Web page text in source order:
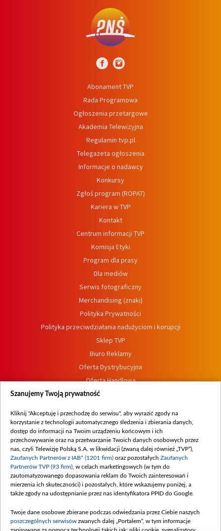
Abonament TVP
Rada Programowa
Ogłoszenia przetargowe
Akademia Telewizyjna
Regulamin tvp.pl
Telegazeta ogłoszenia
Informacje o nadawcy
Konkursy
Zgłoś program (ROPAT)
Kariera w TVP
Kontakt
Centrum informacji TVP
Komisja Etyki
Program dla prasy
Dla mediów
Serwis fotograficzny
Merchandising (znaki)
Polityka Prywatności
Polityka przeciwdziałania nadużyciom i korupcji
Sklep TVP
Biuro Reklamy
Oferta Dystrybucyjna
Oferta Handlowa
Dostępność
Procedura zgłoszeń wewnętrznych
Szanujemy Twoją prywatność
Kliknij "Akceptuję i przechodzę do serwisu", aby wyrazić zgody na
korzystanie z technologii automatycznego śledzenia i zbierania danych,
dostęp do informacji na Twoim urządzeniu końcowym i ich
przechowywanie oraz na przetwarzanie Twoich danych osobowych przez
nas, czyli Telewizję Polską S.A. w likwidacji (zwaną dalej również „TVP”),
Zaufanych Partnerów z IAB* (1201 firm) oraz pozostałych Zaufanych
Partnerów TVP (93 firm) , w celach marketingowych (w tym do
zautomatyzowanego dopasowania reklam do Twoich zainteresowań i
mierzenia ich skuteczności) i pozostałych, które wskazujemy poniżej, a
także zgody na udostępnianie przez nas identyfikatora PPID do Google.
Twoje dane osobowe zbierane podczas odwiedzania przez Ciebie naszych
poszczególnych serwisów zwanych dalej „Portalem”, w tym informacje